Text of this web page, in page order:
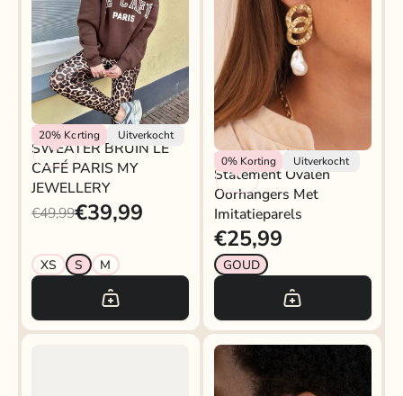
20% Korting Uitverkocht
My Jewellery
SWEATER BRUIN LE
CAFÉ PARIS MY
JEWELLERY
€49,99€39,99
XS S M
0%Korting Uitverkocht
My Jewellery
Statement Ovalen
Oorhangers Met
Imitatieparels
€25,99
GOUD